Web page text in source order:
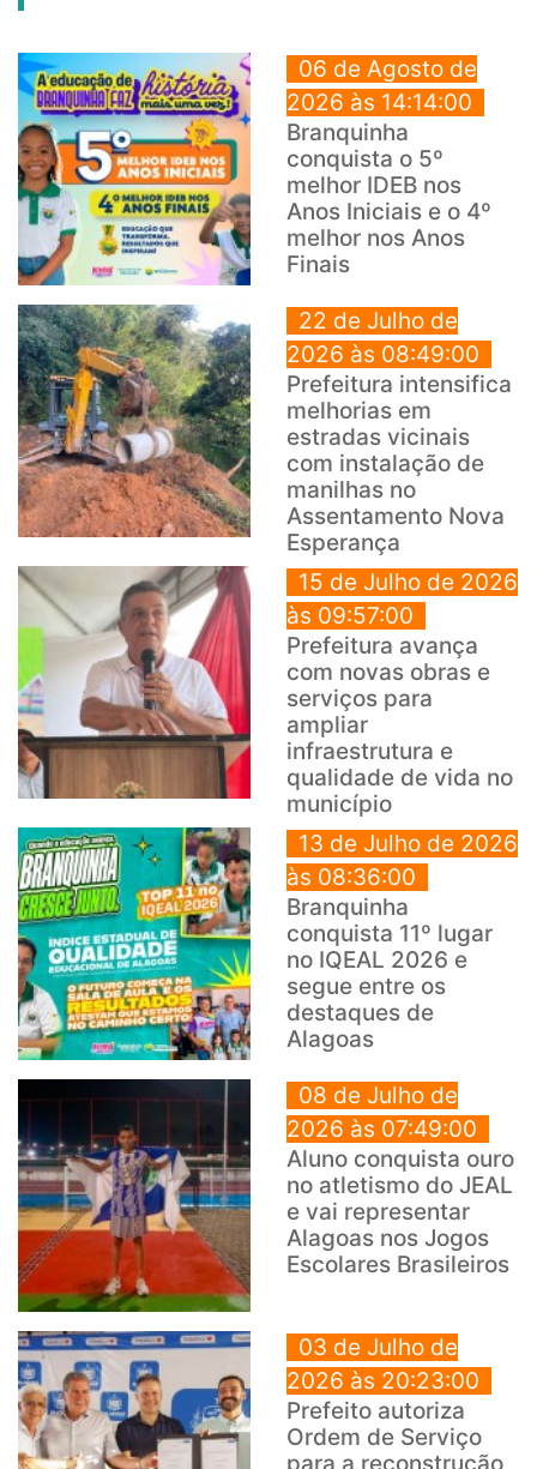
06 de Agosto de
2026 às 14:14:00
Branquinha
conquista o 5º
melhor IDEB nos
Anos Iniciais e o 4º
melhor nos Anos
Finais
22 de Julho de
2026 às 08:49:00
Prefeitura intensifica
melhorias em
estradas vicinais
com instalação de
manilhas no
Assentamento Nova
Esperança
15 de Julho de 2026
às 09:57:00
Prefeitura avança
com novas obras e
serviços para
ampliar
infraestrutura e
qualidade de vida no
município
13 de Julho de 2026
às 08:36:00
Branquinha
conquista 11º lugar
no IQEAL 2026 e
segue entre os
destaques de
Alagoas
08 de Julho de
2026 às 07:49:00
Aluno conquista ouro
no atletismo do JEAL
e vai representar
Alagoas nos Jogos
Escolares Brasileiros
03 de Julho de
2026 às 20:23:00
Prefeito autoriza
Ordem de Serviço